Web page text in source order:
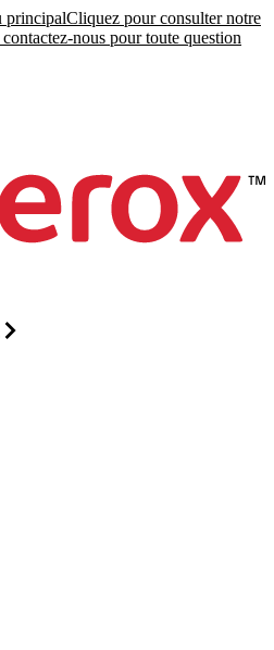
principalCliquez pour consulter notre
nous pour toute question